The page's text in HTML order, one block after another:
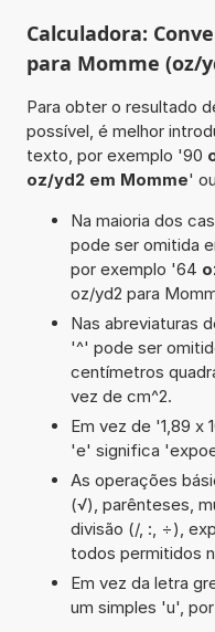
Calculadora:
para Momme (oz/
Para obter o resultado
possível, é melhor
texto, por exemplo '90
oz/yd2 em Momme'
Na maioria dos
pode ser omitida
por exemplo '64
oz/yd2 para
Nas abreviaturas
'^' pode ser
centímetros
vez de cm^2.
Em vez de '1,89 x
'e' significa
As operações
(√), parênteses,
divisão (/, :, ÷),
todos permitidos
Em vez da letra
um simples 'u',